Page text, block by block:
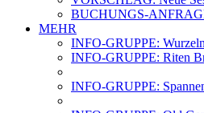
BUCHUNGS-
MEHR
INFO-GRUPPE:
INFO-GRUPPE: Riten
INFO-GRUPPE: